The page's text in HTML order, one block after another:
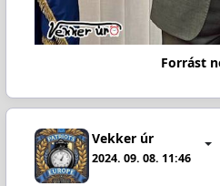
Forrást
Vekker úr
2024. 09. 08. 11:46